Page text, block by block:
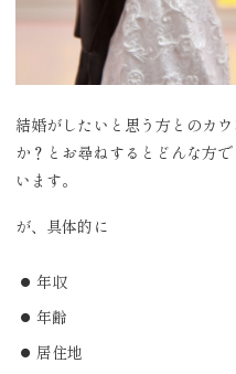
結婚がしたいと思う方とのカ
か？とお尋ねするとどんな方
います。
が、具体的に
年収
年齢
居住地